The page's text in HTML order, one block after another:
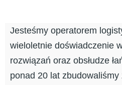
Jesteśmy operatorem
wieloletnie doświadczenie
rozwiązań oraz obsłudze
ponad 20 lat zbudowaliśmy